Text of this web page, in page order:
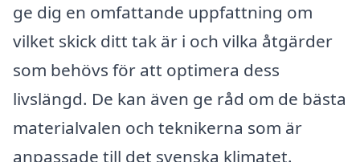
ge dig en omfattande uppfattning om
vilket skick ditt tak är i och vilka åtgärder
som behövs för att optimera dess
livslängd. De kan även ge råd om de bästa
materialvalen och teknikerna som är
anpassade till det svenska klimatet.